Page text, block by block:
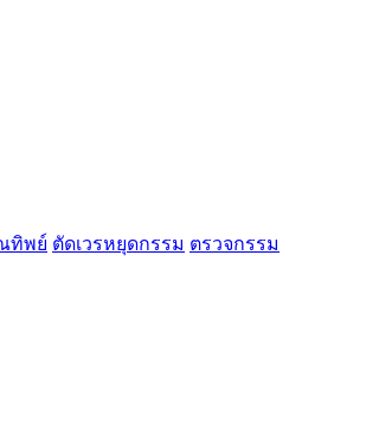
ทิพย์ ตัดเวรหยุดกรรม ตรวจกรรม